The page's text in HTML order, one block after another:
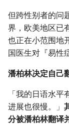
但跨性别者的问
界，欧美地区已
也正在小范围地
国医生对『易性
潘柏林决定自己
「我的日语水
进展也很慢。」
分被潘柏林翻译